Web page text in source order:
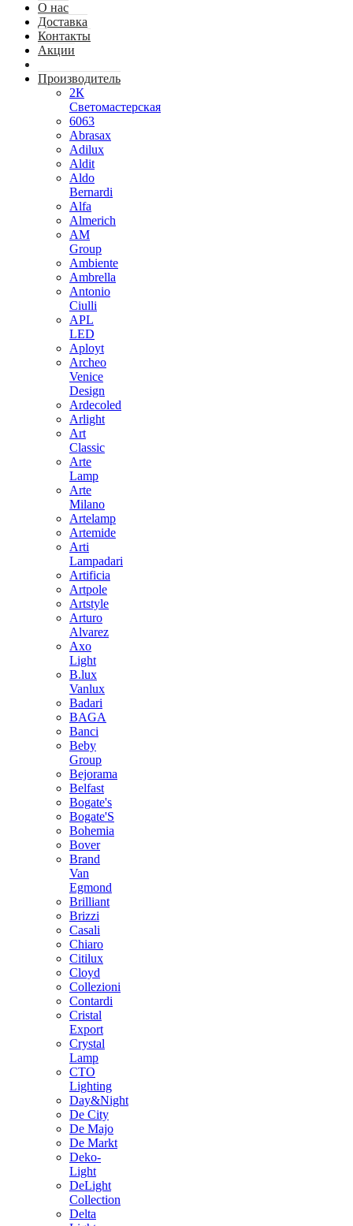
О нас
Доставка
Контакты
Акции
Производитель
2К
Светомастерская
6063
Abrasax
Adilux
Aldit
Aldo
Bernardi
Alfa
Almerich
AM
Group
Ambiente
Ambrella
Antonio
Ciulli
APL
LED
Aployt
Archeo
Venice
Design
Ardecoled
Arlight
Art
Classic
Arte
Lamp
Arte
Milano
Artelamp
Artemide
Arti
Lampadari
Artificia
Artpole
Artstyle
Arturo
Alvarez
Axo
Light
B.lux
Vanlux
Badari
BAGA
Banci
Beby
Group
Bejorama
Belfast
Bogate's
Bogate'S
Bohemia
Bover
Brand
Van
Egmond
Brilliant
Brizzi
Casali
Chiaro
Citilux
Cloyd
Collezioni
Contardi
Cristal
Export
Crystal
Lamp
CTO
Lighting
Day&Night
De City
De Majo
De Markt
Deko-
Light
DeLight
Collection
Delta